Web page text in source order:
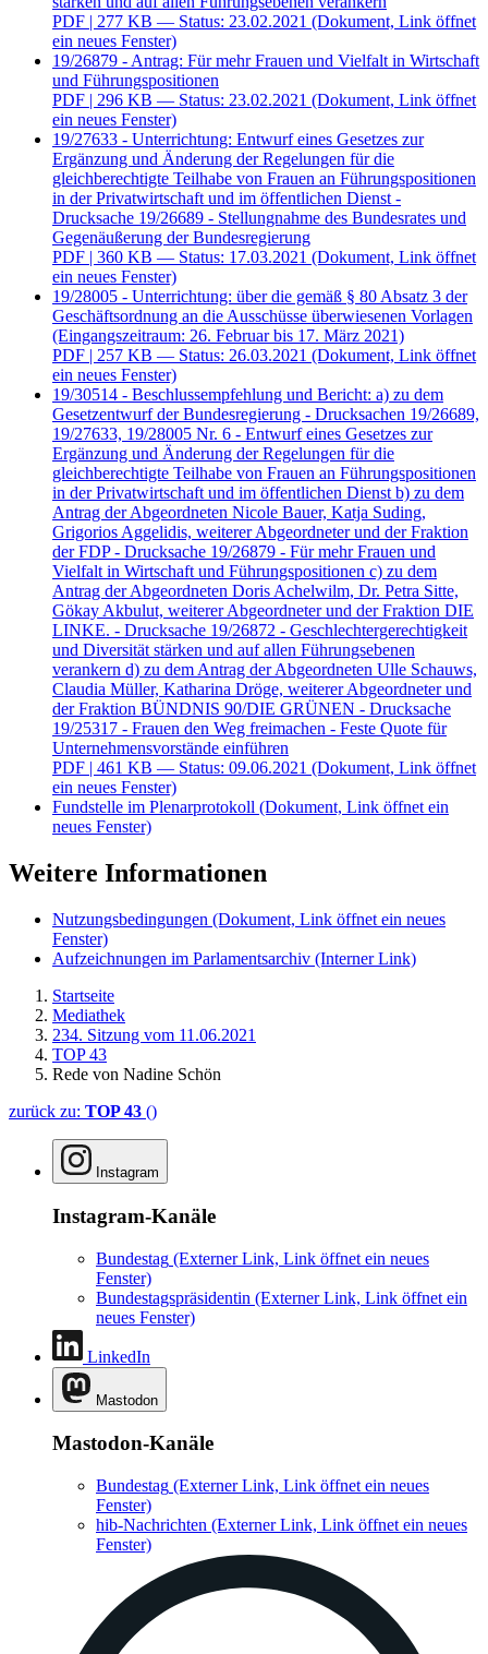
PDF | 277 KB — Status: 23.02.2021 (Dokument, Link öffnet
ein neues Fenster)
19/26879 - Antrag: Für mehr Frauen und Vielfalt in Wirtschaft
und Führungspositionen
PDF | 296 KB — Status: 23.02.2021 (Dokument, Link öffnet
ein neues Fenster)
19/27633 - Unterrichtung: Entwurf eines Gesetzes zur
Ergänzung und Änderung der Regelungen für die
gleichberechtigte Teilhabe von Frauen an Führungspositionen
in der Privatwirtschaft und im öffentlichen Dienst -
Drucksache 19/26689 - Stellungnahme des Bundesrates und
Gegenäußerung der Bundesregierung
PDF | 360 KB — Status: 17.03.2021 (Dokument, Link öffnet
ein neues Fenster)
19/28005 - Unterrichtung: über die gemäß § 80 Absatz 3 der
Geschäftsordnung an die Ausschüsse überwiesenen Vorlagen
(Eingangszeitraum: 26. Februar bis 17. März 2021)
PDF | 257 KB — Status: 26.03.2021 (Dokument, Link öffnet
ein neues Fenster)
19/30514 - Beschlussempfehlung und Bericht: a) zu dem
Gesetzentwurf der Bundesregierung - Drucksachen 19/26689,
19/27633, 19/28005 Nr. 6 - Entwurf eines Gesetzes zur
Ergänzung und Änderung der Regelungen für die
gleichberechtigte Teilhabe von Frauen an Führungspositionen
in der Privatwirtschaft und im öffentlichen Dienst b) zu dem
Antrag der Abgeordneten Nicole Bauer, Katja Suding,
Grigorios Aggelidis, weiterer Abgeordneter und der Fraktion
der FDP - Drucksache 19/26879 - Für mehr Frauen und
Vielfalt in Wirtschaft und Führungspositionen c) zu dem
Antrag der Abgeordneten Doris Achelwilm, Dr. Petra Sitte,
Gökay Akbulut, weiterer Abgeordneter und der Fraktion DIE
LINKE. - Drucksache 19/26872 - Geschlechtergerechtigkeit
und Diversität stärken und auf allen Führungsebenen
verankern d) zu dem Antrag der Abgeordneten Ulle Schauws,
Claudia Müller, Katharina Dröge, weiterer Abgeordneter und
der Fraktion BÜNDNIS 90/DIE GRÜNEN - Drucksache
19/25317 - Frauen den Weg freimachen - Feste Quote für
Unternehmensvorstände einführen
PDF | 461 KB — Status: 09.06.2021 (Dokument, Link öffnet
ein neues Fenster)
Fundstelle im Plenarprotokoll (Dokument, Link öffnet ein
neues Fenster)
Weitere Informationen
Nutzungsbedingungen (Dokument, Link öffnet ein neues
Fenster)
Aufzeichnungen im Parlamentsarchiv (Interner Link)
Startseite
Mediathek
234. Sitzung vom 11.06.2021
TOP 43
Rede von Nadine Schön
zurück zu: TOP 43 ()
Instagram
Instagram-Kanäle
Bundestag (Externer Link, Link öffnet ein neues
Fenster)
Bundestagspräsidentin (Externer Link, Link öffnet ein
neues Fenster)
LinkedIn
Mastodon
Mastodon-Kanäle
Bundestag (Externer Link, Link öffnet ein neues
Fenster)
hib-Nachrichten (Externer Link, Link öffnet ein neues
Fenster)